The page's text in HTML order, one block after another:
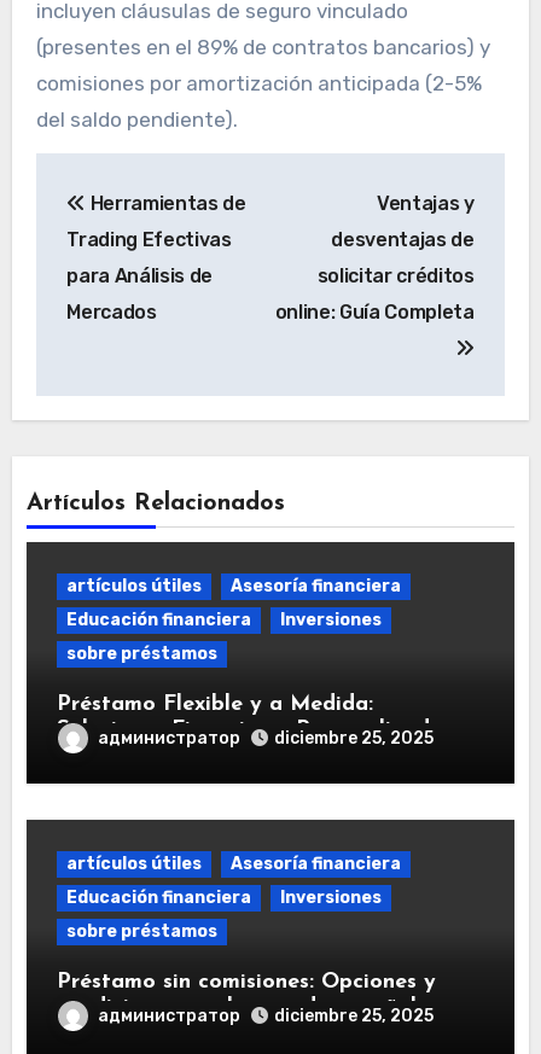
incluyen cláusulas de seguro vinculado
(presentes en el 89% de contratos bancarios) y
comisiones por amortización anticipada (2-5%
del saldo pendiente).
de
entradas
Herramientas de
Trading Efectivas
para Análisis de
Mercados
Ventajas y
desventajas de
solicitar créditos
online: Guía Completa
Artículos Relacionados
artículos útiles
Asesoría financiera
Educación financiera
Inversiones
sobre préstamos
Préstamo Flexible y a Medida:
Soluciones Financieras Personalizadas
администратор diciembre 25, 2025
artículos útiles
Asesoría financiera
Educación financiera
Inversiones
sobre préstamos
Préstamo sin comisiones: Opciones y
condiciones en el mercado español
администратор diciembre 25, 2025